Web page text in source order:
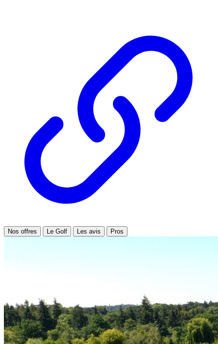
Nos offres Le Golf Les avis Pros